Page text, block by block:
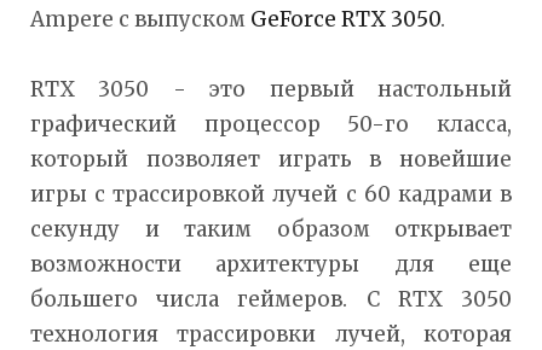
Ampere с выпуском GeForce RTX 3050.
RTX 3050 - это первый настольный
графический процессор 50-го класса,
который позволяет играть в новейшие
игры с трассировкой лучей с 60 кадрами в
секунду и таким образом открывает
возможности архитектуры для еще
большего числа геймеров. С RTX 3050
технология трассировки лучей, которая